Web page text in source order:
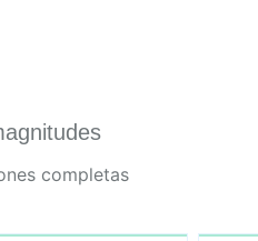
completas